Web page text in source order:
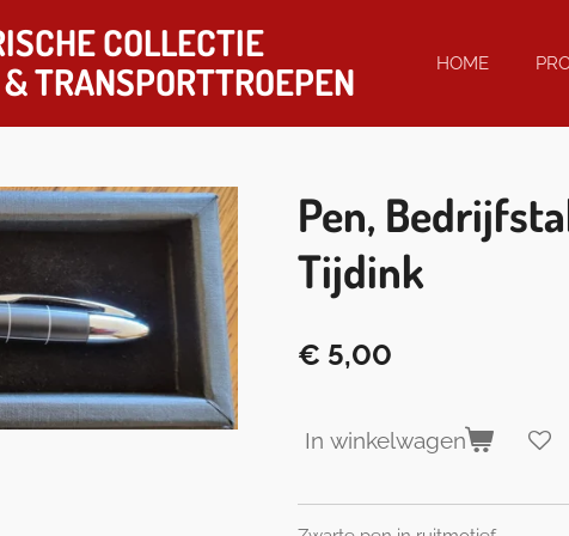
COLLECTIE
& TRANSPORTTROEPEN HOME
Pen,
Tijdink
€ 5,00
In winkelwagen